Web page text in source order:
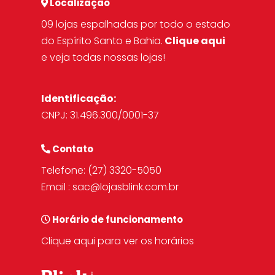
Localização
09 lojas espalhadas por todo o estado
do Espírito Santo e Bahia. Clique aqui
e veja todas nossas lojas!
Identificação:
CNPJ: 31.496.300/0001-37
Contato
Telefone: (27) 3320-5050
Email :sac@lojasblink.com.br
Horário de funcionamento
Clique aqui para ver os horários